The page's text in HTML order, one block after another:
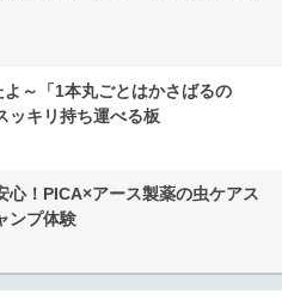
～「1本丸ごとはかさばるの
キリ持ち運べる板
心！PICA×アース製薬の虫ケアス
ンプ体験